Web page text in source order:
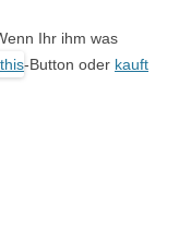
Ihr ihm was
-Button oder kauft